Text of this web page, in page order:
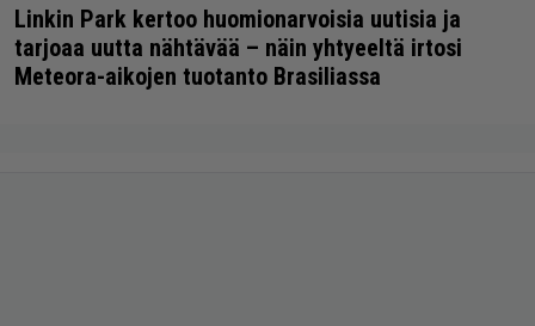
Linkin Park kertoo huomionarvoisia uutisia ja
tarjoaa uutta nähtävää – näin yhtyeeltä irtosi
Meteora-aikojen tuotanto Brasiliassa